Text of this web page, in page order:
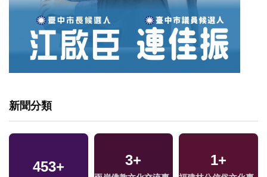
新聞分類
453+ 3+ 1+